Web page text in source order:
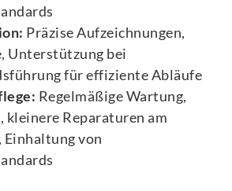
Präzise Aufzeichnungen,
Unterstützung bei
für effiziente Abläufe
Regelmäßige Wartung,
kleinere Reparaturen am
Einhaltung von